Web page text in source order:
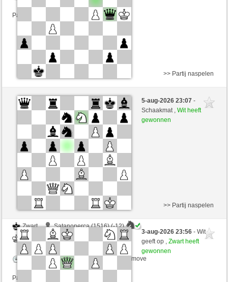
Partij telt mee voor de ranglijst
Wit
Anonymous
Zwart
joske (1616)
Speelduur: 5 minutes/side + 0 seconds/move
>> Partij naspelen
5-aug-2026 23:07-
Schaakmat ,Wit heeft
gewonnen
Zwart
Satanoperca (1516) (-12)
Wit
joske (1604) (+12)
Speelduur: 6 minutes/side + 0 seconds/move
Partij telt mee voor de ranglijst
>> Partij naspelen
3-aug-2026 23:56- Wit
geeft op ,Zwart heeft
gewonnen